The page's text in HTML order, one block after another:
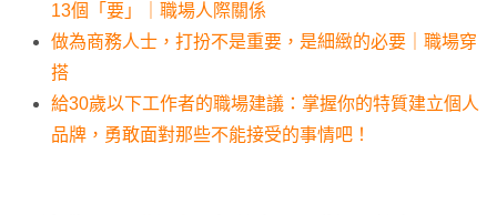
13個「要」｜職場人際關係
做為商務人士，打扮不是重要，是細緻的必要｜職場穿
搭
給30歲以下工作者的職場建議：掌握你的特質建立個人
品牌，勇敢面對那些不能接受的事情吧！